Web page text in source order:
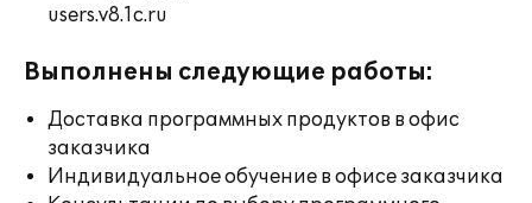
users.v8.1c.ru
Выполнены следующие работы:
Доставка программных продуктов в офис
заказчика
Индивидуальное обучение в офисе заказчика